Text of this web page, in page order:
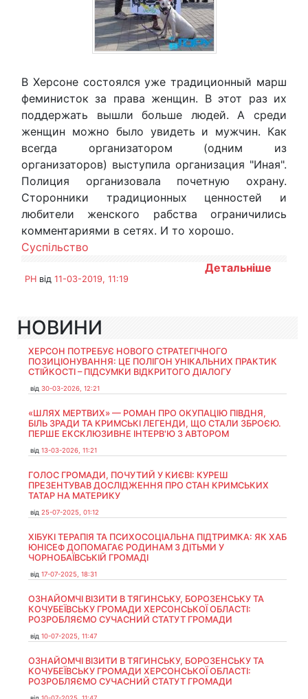
В Херсоне состоялся уже традиционный марш
феминисток за права женщин. В этот раз их
поддержать вышли больше людей. А среди
женщин можно было увидеть и мужчин. Как
всегда организатором (одним из
организаторов) выступила организация "Иная".
Полиция организовала почетную охрану.
Сторонники традиционных ценностей и
любители женского рабства ограничились
комментариями в сетях. И то хорошо.
Суспільство
Детальніше
PH від 11-03-2019, 11:19
НОВИНИ
ХЕРСОН ПОТРЕБУЄ НОВОГО СТРАТЕГІЧНОГО
ПОЗИЦІОНУВАННЯ: ЦЕ ПОЛІГОН УНІКАЛЬНИХ ПРАКТИК
СТІЙКОСТІ – ПІДСУМКИ ВІДКРИТОГО ДІАЛОГУ
від 30-03-2026, 12:21
«ШЛЯХ МЕРТВИХ» — РОМАН ПРО ОКУПАЦІЮ ПІВДНЯ,
БІЛЬ ЗРАДИ ТА КРИМСЬКІ ЛЕГЕНДИ, ЩО СТАЛИ ЗБРОЄЮ.
ПЕРШЕ ЕКСКЛЮЗИВНЕ ІНТЕРВ'Ю З АВТОРОМ
від 13-03-2026, 11:21
ГОЛОС ГРОМАДИ, ПОЧУТИЙ У КИЄВІ: КУРЕШ
ПРЕЗЕНТУВАВ ДОСЛІДЖЕННЯ ПРО СТАН КРИМСЬКИХ
ТАТАР НА МАТЕРИКУ
від 25-07-2025, 01:12
ХІБУКІ ТЕРАПІЯ ТА ПСИХОСОЦІАЛЬНА ПІДТРИМКА: ЯК ХАБ
ЮНІСЕФ ДОПОМАГАЄ РОДИНАМ З ДІТЬМИ У
ЧОРНОБАЇВСЬКІЙ ГРОМАДІ
від 17-07-2025, 18:31
ОЗНАЙОМЧІ ВІЗИТИ В ТЯГИНСЬКУ, БОРОЗЕНСЬКУ ТА
КОЧУБЕЇВСЬКУ ГРОМАДИ ХЕРСОНСЬКОЇ ОБЛАСТІ:
РОЗРОБЛЯЄМО СУЧАСНИЙ СТАТУТ ГРОМАДИ
від 10-07-2025, 11:47
ОЗНАЙОМЧІ ВІЗИТИ В ТЯГИНСЬКУ, БОРОЗЕНСЬКУ ТА
КОЧУБЕЇВСЬКУ ГРОМАДИ ХЕРСОНСЬКОЇ ОБЛАСТІ:
РОЗРОБЛЯЄМО СУЧАСНИЙ СТАТУТ ГРОМАДИ